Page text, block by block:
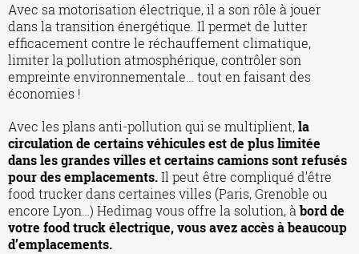
Avec sa motorisation électrique, il a son rôle à jouer
dans la transition énergétique. Il permet de lutter
efficacement contre le réchauffement climatique,
limiter la pollution atmosphérique, contrôler son
empreinte environnementale… tout en faisant des
économies !
Avec les plans anti-pollution qui se multiplient,la
circulation de certains véhicules est de plus limitée
dans les grandes villes et certains camions sont refusés
pour des emplacements.Il peut être compliqué d’être
food trucker dans certaines villes (Paris, Grenoble ou
encore Lyon…) Hedimag vous offre la solution, àbord de
votre food truck électrique, vous avez accès à beaucoup
d’emplacements.